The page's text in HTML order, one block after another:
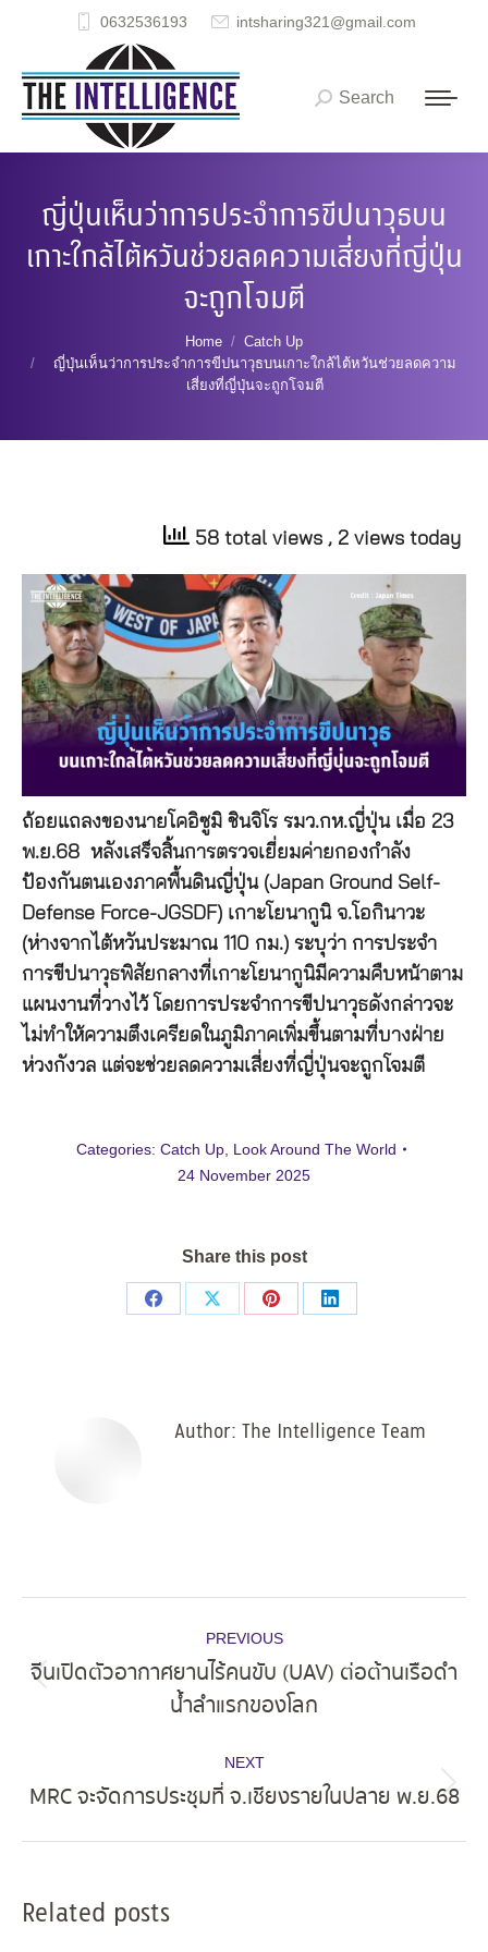
0632536193 intsharing321@gmail.com
Search:
Search
ญี่ปุ่นเห็นว่าการประจำการขีปนาวุธบน
เกาะใกล้ไต้หวันช่วยลดความเสี่ยงที่ญี่ปุ่น
จะถูกโจมตี
Home
Catch Up
ญี่ปุ่นเห็นว่าการประจำการขีปนาวุธบนเกาะใกล้ไต้หวันช่วยลดความ
เสี่ยงที่ญี่ปุ่นจะถูกโจมตี
58 total views , 2 views today
ถ้อยแถลงของนายโคอิซูมิ ชินจิโร รมว.กห.ญี่ปุ่น เมื่อ 23
พ.ย.68 หลังเสร็จสิ้นการตรวจเยี่ยมค่ายกองกำลัง
ป้องกันตนเองภาคพื้นดินญี่ปุ่น (Japan Ground Self-
Defense Force-JGSDF) เกาะโยนากูนิ จ.โอกินาวะ
(ห่างจากไต้หวันประมาณ 110 กม.) ระบุว่า การประจำ
การขีปนาวุธพิสัยกลางที่เกาะโยนากูนิมีความคืบหน้าตาม
แผนงานที่วางไว้ โดยการประจำการขีปนาวุธดังกล่าวจะ
ไม่ทำให้ความตึงเครียดในภูมิภาคเพิ่มขึ้นตามที่บางฝ่าย
ห่วงกังวล แต่จะช่วยลดความเสี่ยงที่ญี่ปุ่นจะถูกโจมตี
Categories: Catch Up, Look Around The World
24 November 2025
Share this post
Share
Share
Share
Share
Author: The Intelligence Team
navigation
PREVIOUS
Previous
post:
จีนเปิดตัวอากาศยานไร้คนขับ (UAV) ต่อต้านเรือดำ
น้ำลำแรกของโลก
NEXT
Next
MRC จะจัดการประชุมที่ จ.เชียงรายในปลาย พ.ย.68
Related posts